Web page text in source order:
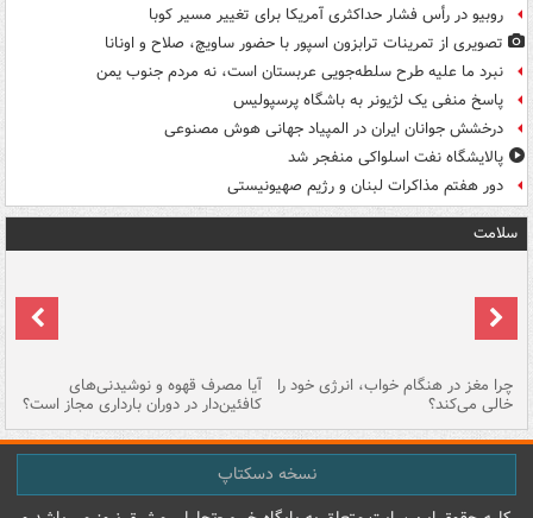
روبیو در رأس فشار حداکثری آمریکا برای تغییر مسیر کوبا
تصویری از تمرینات ترابزون اسپور با حضور ساویچ، صلاح و اونانا
نبرد ما علیه طرح سلطه‌جویی عربستان است، نه مردم جنوب یمن
پاسخ منفی یک لژیونر به باشگاه پرسپولیس
درخشش جوانان ایران در المپیاد جهانی هوش مصنوعی
پالایشگاه نفت اسلواکی منفجر شد
دور هفتم مذاکرات لبنان و رژیم صهیونیستی
سلامت
چرا مغز در هنگام خواب، انرژی خود را
خالی می‌کند؟
آیا مصرف قهوه و نوشیدنی‌های
کافئین‌دار در دوران بارداری مجاز است؟
نسخه دسکتاپ